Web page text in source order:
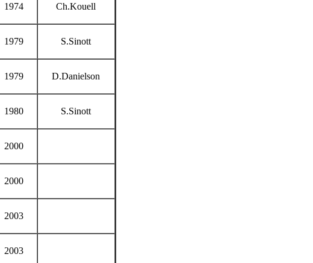
1974 Ch.Kouell
1979 S.Sinott
1979 D.Danielson
1980 S.Sinott
2000
2000
2003
2003